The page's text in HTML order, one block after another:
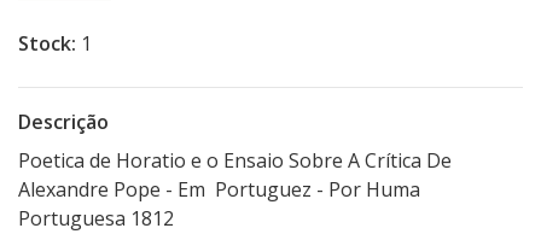
Stock: 1
Descrição
Poetica de Horatio e o Ensaio Sobre A Crítica De
Alexandre Pope - Em Portuguez - Por Huma
Portuguesa 1812